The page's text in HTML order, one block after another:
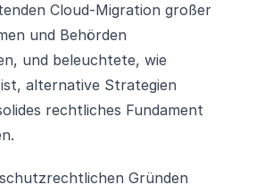
Cloud-Migration großer
und Behörden
und beleuchtete, wie
alternative Strategien
rechtliches Fundament
Gründen